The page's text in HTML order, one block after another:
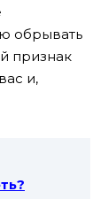
обрывать
признак
и,